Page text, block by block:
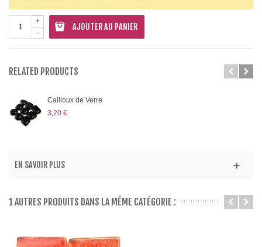
-
+
AJOUTER AU PANIER
RELATED PRODUCTS
Cailloux de Verre
3,20 €
EN SAVOIR PLUS
1 AUTRES PRODUITS DANS LA MÊME CATÉGORIE :